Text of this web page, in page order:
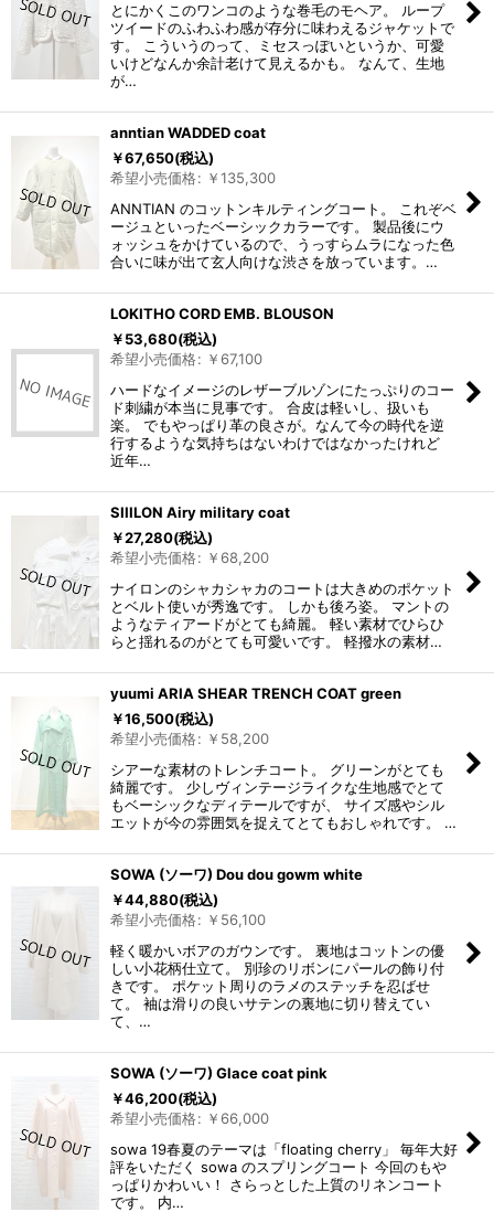
とにかくこのワンコのような巻毛のモヘア。 ループ
ツイードのふわふわ感が存分に味わえるジャケットで
す。 こういうのって、ミセスっぽいというか、可愛
いけどなんか余計老けて見えるかも。 なんて、生地
が…
anntian WADDED coat
￥67,650(税込)
希望小売価格: ￥135,300
ANNTIAN のコットンキルティングコート。 これぞベ
ージュといったベーシックカラーです。 製品後にウ
ォッシュをかけているので、うっすらムラになった色
合いに味が出て玄人向けな渋さを放っています。…
LOKITHO CORD EMB. BLOUSON
￥53,680(税込)
希望小売価格: ￥ 67,100
ハードなイメージのレザーブルゾンにたっぷりのコー
ド刺繍が本当に見事です。 合皮は軽いし、扱いも
楽。 でもやっぱり革の良さが。なんて今の時代を逆
行するような気持ちはないわけではなかったけれど
近年…
SIIILON Airy military coat
￥27,280(税込)
希望小売価格: ￥ 68,200
ナイロンのシャカシャカのコートは大きめのポケット
とベルト使いが秀逸です。 しかも後ろ姿。 マントの
ようなティアードがとても綺麗。 軽い素材でひらひ
らと揺れるのがとても可愛いです。 軽撥水の素材…
yuumi ARIA SHEAR TRENCH COAT green
￥16,500(税込)
希望小売価格: ￥ 58,200
シアーな素材のトレンチコート。 グリーンがとても
綺麗です。 少しヴィンテージライクな生地感でとて
もベーシックなディテールですが、 サイズ感やシル
エットが今の雰囲気を捉えてとてもおしゃれです。 …
SOWA (ソーワ) Dou dou gowm white
￥44,880(税込)
希望小売価格: ￥ 56,100
軽く暖かいボアのガウンです。 裏地はコットンの優
しい小花柄仕立て。 別珍のリボンにパールの飾り付
きです。 ポケット周りのラメのステッチを忍ばせ
て。 袖は滑りの良いサテンの裏地に切り替えてい
て、…
SOWA (ソーワ) Glace coat pink
￥46,200(税込)
希望小売価格: ￥ 66,000
sowa 19春夏のテーマは「floating cherry」 毎年大好
評をいただく sowa のスプリングコート 今回のもや
っぱりかわいい！ さらっとした上質のリネンコート
です。 内…